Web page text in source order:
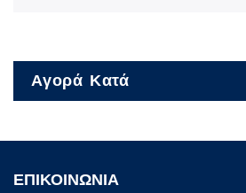
Αγορά Κατά
ΕΠΙΚΟΙΝΩΝΙΑ